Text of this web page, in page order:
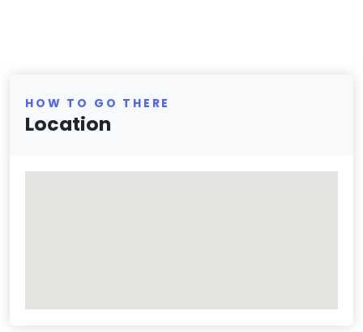
HOW TO GO THERE
Location